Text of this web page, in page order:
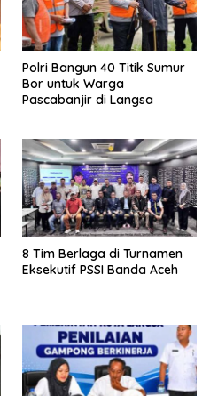
Polri Bangun 40 Titik Sumur
Bor untuk Warga
Pascabanjir di Langsa
8 Tim Berlaga di Turnamen
Eksekutif PSSI Banda Aceh